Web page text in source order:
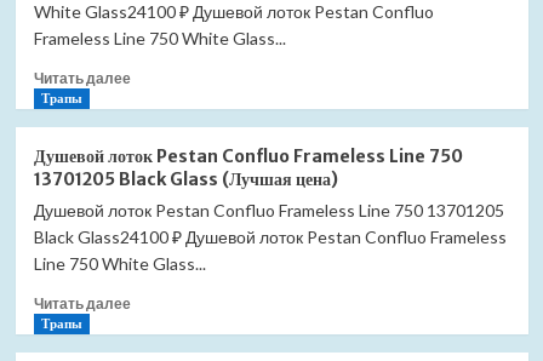
Frameless
Line
13701232
цена)
White Glass24100 ₽ Душевой лоток Pestan Confluo
Frameless Line 750 White Glass...
Читать далееПрочитать
лоток
Pestan
Confluo
Frameless
Line
13701214
Glass
Трапы
Душевой лоток Pestan Confluo Frameless Line 750
13701205 Black Glass (Лучшая цена)
Душевой лоток Pestan Confluo Frameless Line 750 13701205
Black Glass24100 ₽ Душевой лоток Pestan Confluo Frameless
Line 750 White Glass...
Читать далееПрочитать
Трапы